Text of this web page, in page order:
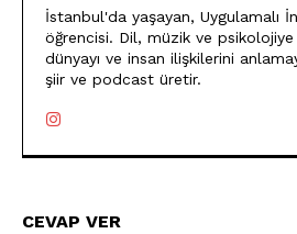
İstanbul'da yaşayan, Uygulamalı
öğrencisi. Dil, müzik ve
dünyayı ve insan ilişkilerini
şiir ve podcast üretir.
CEVAP VER